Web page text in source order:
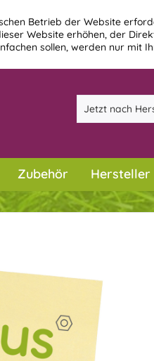
Betrieb der Website
Website erhöhen, der
sollen, werden nur mit
Zubehör Hersteller